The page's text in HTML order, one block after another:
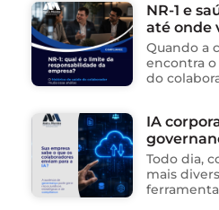
Sistema
(SISInfo),
NR-1 e
até onde
cuidado
Quando a
encontra
do
um dos
propícios
IA
está
Todo dia,
mais